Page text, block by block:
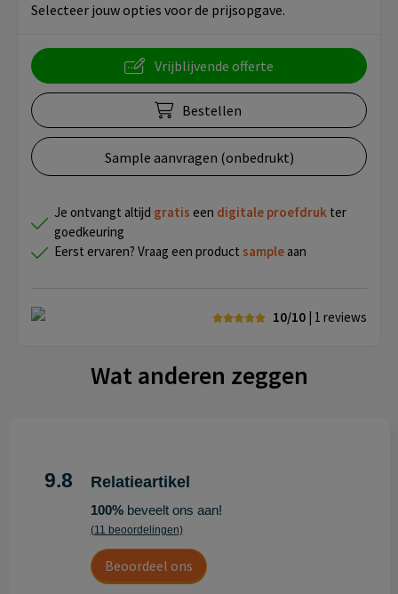
Selecteer jouw opties voor de prijsopgave.
Vrijblijvende offerte
Bestellen
Sample aanvragen (onbedrukt)
Je ontvangt altijd gratis een digitale proefdruk ter
goedkeuring
Eerst ervaren? Vraag een product sample aan
10/10 | 1 reviews
Wat anderen zeggen
9.8 Relatieartikel
100%beveelt ons aan!
(11 beoordelingen)
Beoordeel ons